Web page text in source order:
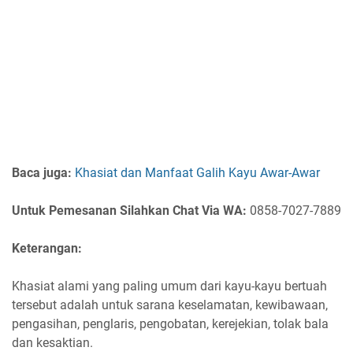
Baca juga: Khasiat dan Manfaat Galih Kayu Awar-Awar
Untuk Pemesanan Silahkan Chat Via WA: 0858-7027-7889
Keterangan:
Khasiat alami yang paling umum dari kayu-kayu bertuah
tersebut adalah untuk sarana keselamatan, kewibawaan,
pengasihan, penglaris, pengobatan, kerejekian, tolak bala
dan kesaktian.